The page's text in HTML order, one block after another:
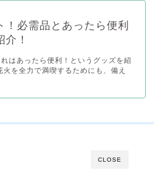
必需品とあったら便利
！
はあったら便利！というグッズを紹
を全力で満喫するためにも、備え
CLOSE